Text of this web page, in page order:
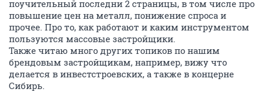
поучительный последни 2 страницы, в том числе про
повышение цен на металл, понижение спроса и
прочее. Про то, как работают и каким инструментом
пользуются массовые застройщики.
Также читаю много других топиков по нашим
брендовым застройщикам, например, вижу что
делается в инвестстроевских, а также в концерне
Сибирь.